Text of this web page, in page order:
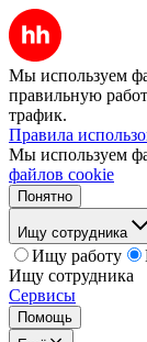
Мы используем
правильную
трафик.
Правила
Мы используем
файлов cookie
Понятно
Ищу сотрудника
Ищу работу
Ищу сотрудника
Сервисы
Помощь